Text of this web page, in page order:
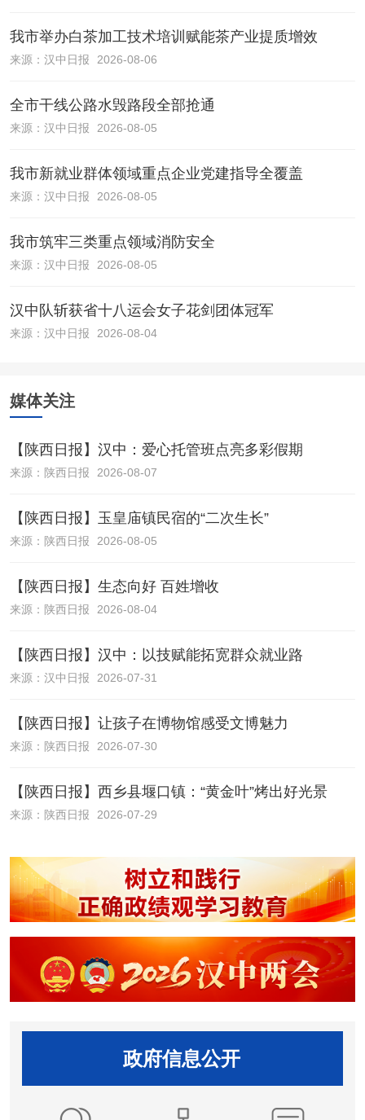
我市举办白茶加工技术培训赋能茶产业提质增效
来源： 汉中日报 2026-08-06
全市干线公路水毁路段全部抢通
来源： 汉中日报 2026-08-05
我市新就业群体领域重点企业党建指导全覆盖
来源： 汉中日报 2026-08-05
我市筑牢三类重点领域消防安全
来源： 汉中日报 2026-08-05
汉中队斩获省十八运会女子花剑团体冠军
来源： 汉中日报 2026-08-04
媒体关注
【陕西日报】汉中：爱心托管班点亮多彩假期
来源： 陕西日报 2026-08-07
【陕西日报】玉皇庙镇民宿的“二次生长”
来源： 陕西日报 2026-08-05
【陕西日报】生态向好 百姓增收
来源： 陕西日报 2026-08-04
【陕西日报】汉中：以技赋能拓宽群众就业路
来源： 汉中日报 2026-07-31
【陕西日报】让孩子在博物馆感受文博魅力
来源： 陕西日报 2026-07-30
【陕西日报】西乡县堰口镇：“黄金叶”烤出好光景
来源： 陕西日报 2026-07-29
政府信息公开